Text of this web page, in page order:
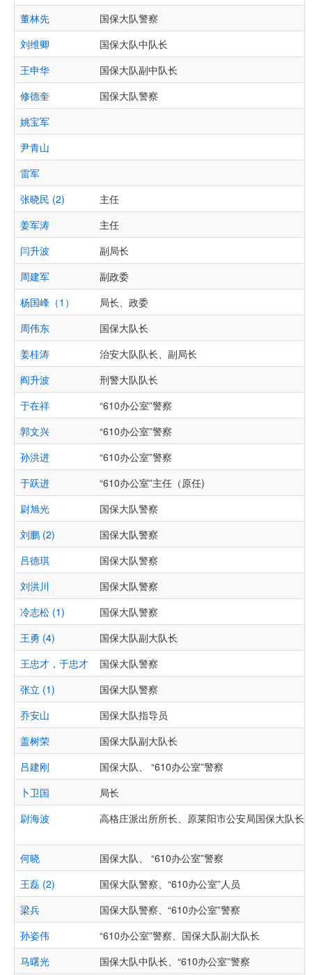
董林先
国保大队警察
刘维卿
国保大队中队长
王申华
国保大队副中队长
修德奎
国保大队警察
姚宝军
尹青山
雷军
张晓民 (2)
主任
姜军涛
主任
闫升波
副局长
周建军
副政委
杨国峰（1）
局长、政委
周伟东
国保大队长
姜桂涛
治安大队队长、副局长
阎升波
刑警大队队长
于在祥
“610办公室”警察
郭文兴
“610办公室”警察
孙洪进
“610办公室”警察
于跃进
“610办公室”主任（原任)
尉旭光
国保大队警察
刘鹏 (2)
国保大队警察
吕德琪
国保大队警察
刘洪川
国保大队警察
冷志松 (1)
国保大队警察
王勇 (4)
国保大队副大队长
王忠才，于忠才
国保大队警察
张立 (1)
国保大队警察
乔安山
国保大队指导员
盖树荣
国保大队副大队长
吕建刚
国保大队、 “610办公室”警察
卜卫国
局长
尉海波
高格庄派出所所长、原莱阳市公安局国保大队长
何晓
国保大队、 “610办公室”警察
王磊 (2)
国保大队警察、“610办公室”人员
梁兵
国保大队警察、“610办公室”警察
孙姿伟
“610办公室”警察、国保大队副大队长
马曙光
国保大队中队长、“610办公室”警察